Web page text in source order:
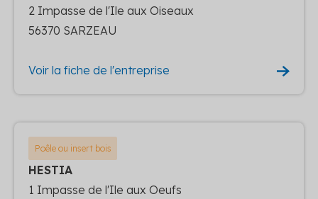
2 Impasse de l'Ile aux Oiseaux
56370 SARZEAU
Voir la fiche de l'entreprise
Poêle ou insert bois
HESTIA
1 Impasse de l'Ile aux Oeufs